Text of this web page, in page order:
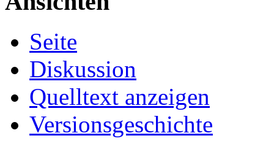
Seite
Diskussion
Quelltext anzeigen
Versionsgeschichte